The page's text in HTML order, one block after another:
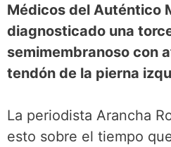
Médicos del Auténtico
diagnosticado una
semimembranoso con
tendón de la pierna
La periodista Arancha
esto sobre el tiempo